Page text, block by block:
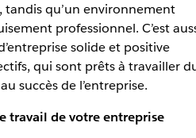
qu’un environnement
professionnel. C’est
solide et positive
qui sont prêts à travailler
succès de l’entreprise.
travail de votre entreprise